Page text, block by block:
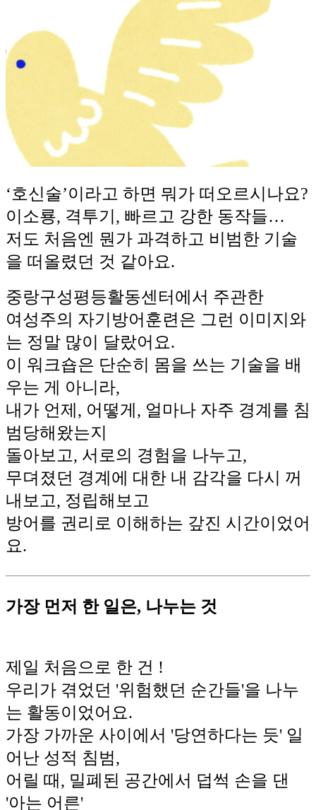
‘호신술’이라고 하면 뭐가 떠오르시나요?
이소룡, 격투기, 빠르고 강한 동작들…
저도 처음엔 뭔가 과격하고 비범한 기술
을 떠올렸던 것 같아요.
중랑구성평등활동센터에서 주관한
여성주의 자기방어훈련은 그런 이미지와
는 정말 많이 달랐어요.
이 워크숍은 단순히 몸을 쓰는 기술을 배
우는 게 아니라,
내가 언제, 어떻게, 얼마나 자주 경계를 침
범당해왔는지
돌아보고, 서로의 경험을 나누고,
무뎌졌던 경계에 대한 내 감각을 다시 꺼
내보고, 정립해보고
방어를 권리로 이해하는 갚진 시간이었어
요.
가장 먼저 한 일은, 나누는 것
제일 처음으로 한 건 !
우리가 겪었던 '위험했던 순간들'을 나누
는 활동이었어요.
가장 가까운 사이에서 '당연하다는 듯' 일
어난 성적 침범,
어릴 때, 밀폐된 공간에서 덥썩 손을 댄
'아는 어른'